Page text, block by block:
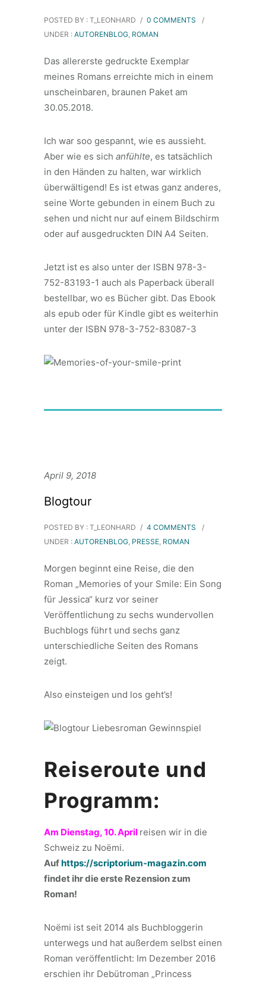
POSTED BY : T_LEONHARD / 0 COMMENTS
/
UNDER : AUTORENBLOG, ROMAN
Das allererste gedruckte Exemplar
meines Romans erreichte mich in einem
unscheinbaren, braunen Paket am
30.05.2018.
Ich war soo gespannt, wie es aussieht.
Aber wie es sich anfühlte, es tatsächlich
in den Händen zu halten, war wirklich
überwältigend! Es ist etwas ganz anderes,
seine Worte gebunden in einem Buch zu
sehen und nicht nur auf einem Bildschirm
oder auf ausgedruckten DIN A4 Seiten.
Jetzt ist es also unter der ISBN 978-3-
752-83193-1 auch als Paperback überall
bestellbar, wo es Bücher gibt. Das Ebook
als epub oder für Kindle gibt es weiterhin
unter der ISBN 978-3-752-83087-3
April 9, 2018
Blogtour
POSTED BY : T_LEONHARD / 4 COMMENTS
/
UNDER : AUTORENBLOG, PRESSE, ROMAN
Morgen beginnt eine Reise, die den
Roman „Memories of your Smile: Ein Song
für Jessica“ kurz vor seiner
Veröffentlichung zu sechs wundervollen
Buchblogs führt und sechs ganz
unterschiedliche Seiten des Romans
zeigt.
Also einsteigen und los geht’s!
Reiseroute und
Programm:
Am Dienstag, 10. April reisen wir in die
Schweiz zu Noëmi.
Aufhttps://scriptorium-magazin.com
findet ihr die erste Rezension zum
Roman!
Noëmi ist seit 2014 als Buchbloggerin
unterwegs und hat außerdem selbst einen
Roman veröffentlicht: Im Dezember 2016
erschien ihr Debütroman „Princess